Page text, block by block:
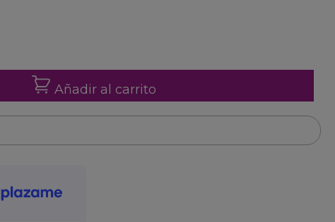
Añadir al carrito